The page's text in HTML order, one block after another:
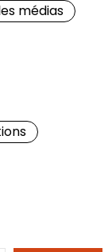
médias